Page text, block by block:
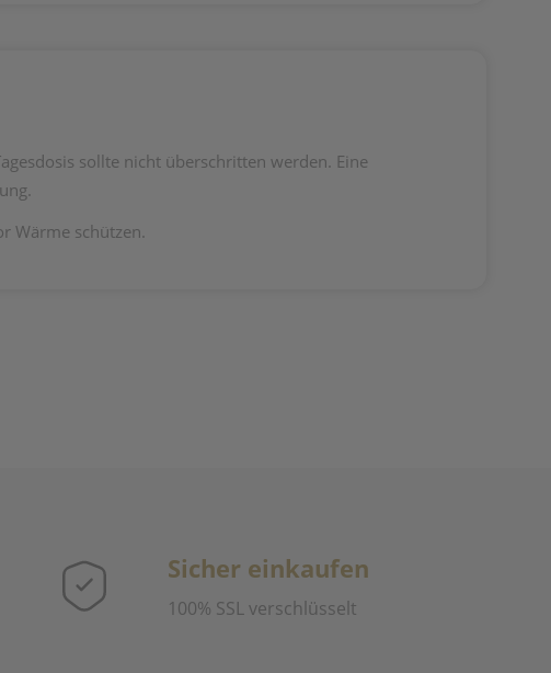
sollte nicht überschritten werden. Eine
Wärme schützen.
Sicher einkaufen
100% SSL verschlüsselt